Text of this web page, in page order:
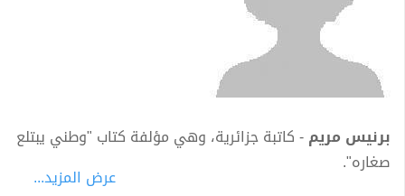
برنيس مريم- كاتبة جزائرية، وهي مؤلفة كتاب "وطني يبتلع
صغاره".
عرض المزيد...